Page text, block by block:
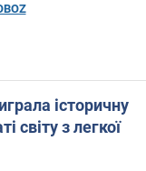
історичну
світу з легкої